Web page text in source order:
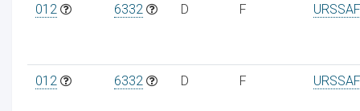
012 6332 D F
012 6332 D F